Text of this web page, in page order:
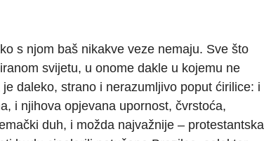
s njom baš nikakve veze nemaju. Sve što
svijetu, u onome dakle u kojemu ne
daleko, strano i nerazumljivo poput ćirilice: i
i njihova opjevana upornost, čvrstoća,
duh, i možda najvažnije – protestantska